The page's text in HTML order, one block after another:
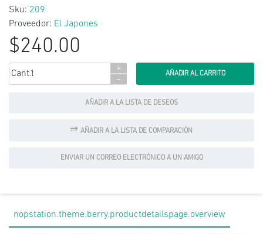
Sku: 209
Proveedor: El Japones
$240.00
Cant.:
+
-
AÑADIR A LA LISTA DE DESEOS
AÑADIR A LA LISTA DE COMPARACIÓN
ENVIAR UN CORREO ELECTRÓNICO A UN AMIGO
nopstation.theme.berry.productdetailspage.overview